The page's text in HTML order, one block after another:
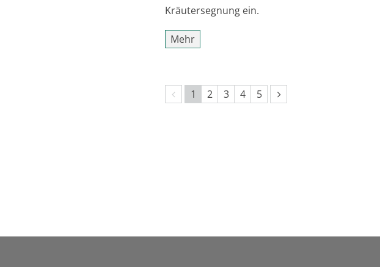
Kräutersegnung ein.
Mehr
Vorherige Seite
1 2 3 4 5 Nächste Seite